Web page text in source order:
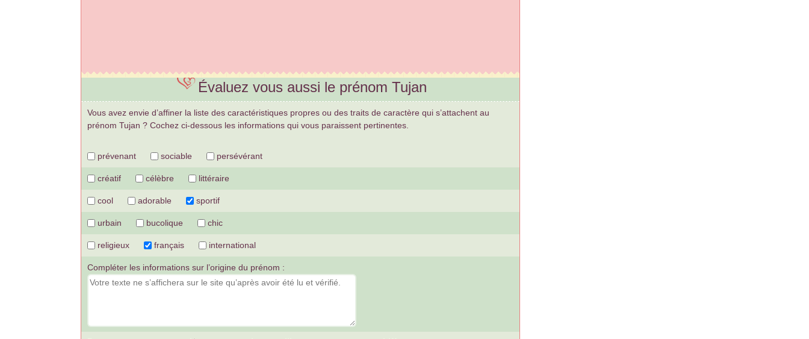
Évaluez vous aussi le prénom Tujan
Vous avez envie d’affiner la liste des caractéristiques propres ou des traits de caractère qui s’attachent au
prénom Tujan ? Cochez ci-dessous les informations qui vous paraissent pertinentes.
prévenant sociable persévérant
créatif célèbre littéraire
cool adorable sportif
urbain bucolique chic
religieux français international
Compléter les informations sur l’origine du prénom :